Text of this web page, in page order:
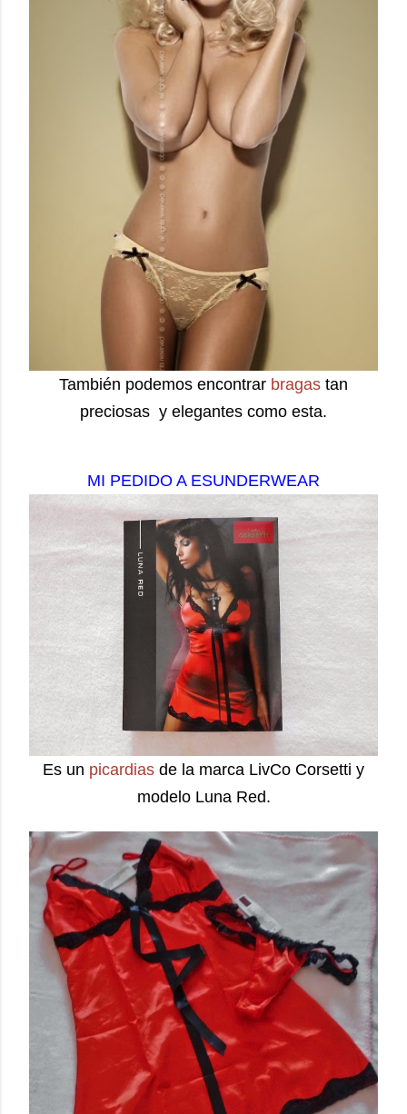
También podemos encontrar bragas tan
preciosas y elegantes como esta.
MI PEDIDO A ESUNDERWEAR
Es un picardias de la marca LivCo Corsetti y
modelo Luna Red.